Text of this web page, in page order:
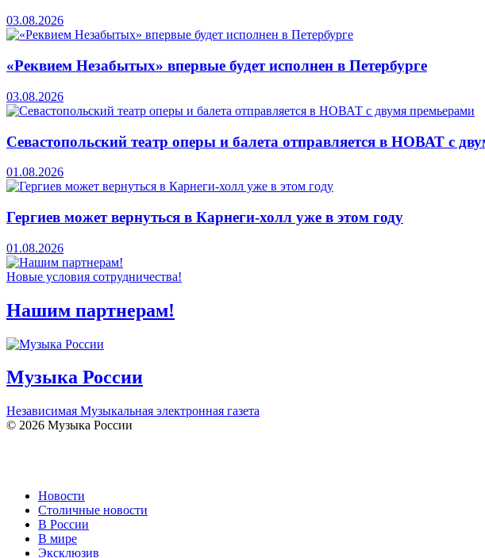
03.08.2026
«Реквием Незабытых» впервые будет исполнен в Петербурге
03.08.2026
Севастопольский театр оперы и балета отправляется в НОВАТ с
01.08.2026
Гергиев может вернуться в Карнеги-холл уже в этом году
01.08.2026
Новые условия сотрудничества!
Нашим партнерам!
Музыка России
Независимая Музыкальная электронная газета
© 2026 Музыка России
Новости
Столичные новости
В России
В мире
Эксклюзив